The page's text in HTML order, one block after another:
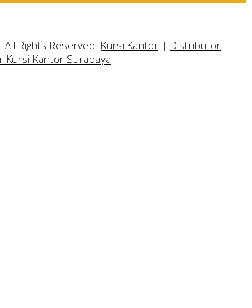
Rights Reserved. Kursi Kantor | Distributor
Kursi Kantor Surabaya